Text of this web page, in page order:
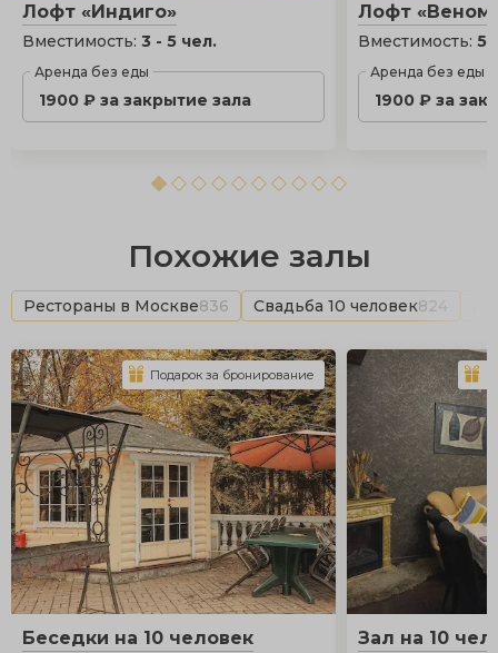
Лофт «Индиго»
Вместимость: 3 - 5 чел.
Аренда без еды
1900 ₽ за закрытие зала
Лофт
Вместимость:5
Аренда без еды
1900 ₽ за
Похожие залы
Рестораны в Москве836 Свадьба 10 человек824
Беседки на 10 человек
Подарок за бронирование
Зал на 10